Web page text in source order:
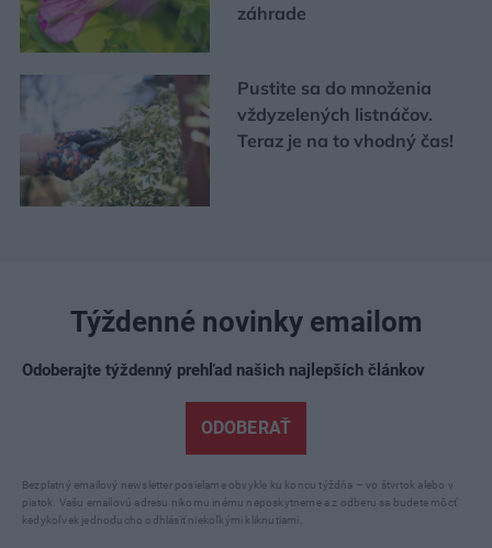
záhrade
Pustite sa do množenia
vždyzelených listnáčov.
Teraz je na to vhodný čas!
Týždenné novinky emailom
Odoberajte týždenný prehľad našich najlepších článkov
ODOBERAŤ
Bezplatný emailový newsletter posielame obvykle ku koncu týždňa – vo štvrtok alebo v
piatok. Vašu emailovú adresu nikomu inému neposkytneme a z odberu sa budete môcť
kedykoľvek jednoducho odhlásiť niekoľkými kliknutiami.